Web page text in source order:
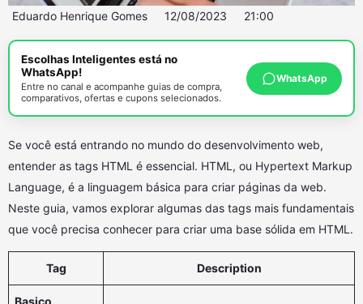
Eduardo Henrique Gomes 12/08/2023 21:00
Escolhas Inteligentes está no
WhatsApp!
Entre no canal e acompanhe guias de compra,
comparativos, ofertas e cupons selecionados.
WhatsApp
Se você está entrando no mundo do desenvolvimento web,
entender as tags HTML é essencial. HTML, ou Hypertext Markup
Language, é a linguagem básica para criar páginas da web.
Neste guia, vamos explorar algumas das tags mais fundamentais
que você precisa conhecer para criar uma base sólida em HTML.
Tag Description